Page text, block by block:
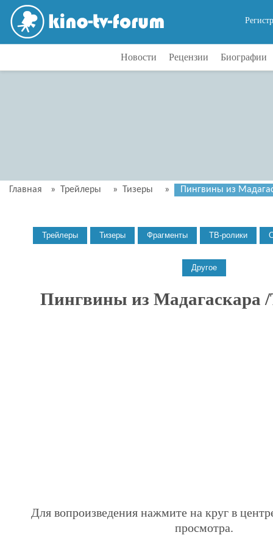
Новости Рецензии Биографии
Главная » Трейлеры » Тизеры » Пингвины из
Пингвины из Мадагаскара /
Для вопроизведения нажмите на круг в
просмотра.